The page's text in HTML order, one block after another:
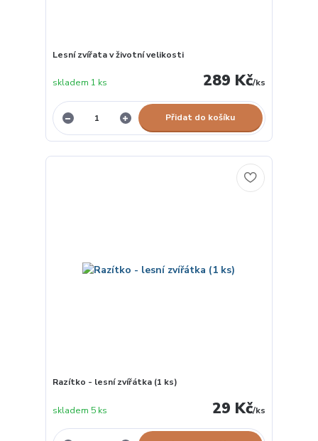
Lesní zvířata v životní velikosti
289 Kč/ks
skladem 1 ks
Přidat do košíku
Razítko - lesní zvířátka (1 ks)
29 Kč/ks
skladem 5 ks